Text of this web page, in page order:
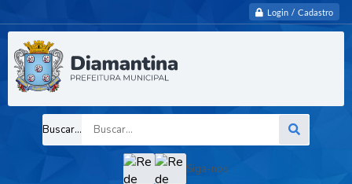
Login / Cadastro
Buscar...
Siga-nos